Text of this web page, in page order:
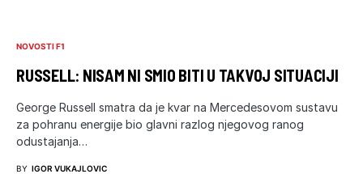
NOVOSTI F1
RUSSELL: NISAM NI SMIO BITI U TAKVOJ SITUACIJI
George Russell smatra da je kvar na Mercedesovom sustavu
za pohranu energije bio glavni razlog njegovog ranog
odustajanja…
BY IGOR VUKAJLOVIC